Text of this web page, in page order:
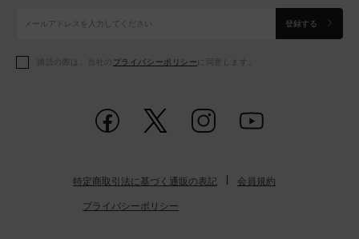
アクセサリー
アクセサリー
シューズ
アクセサリー
シューズ
登録する
購読の際は、当社の プライバシーポリシー に同意します。
特定商取引法に基づく通販の表記 会員規約
プライバシーポリシー